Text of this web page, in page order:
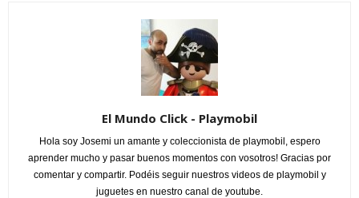
El Mundo Click - Playmobil
Hola soy Josemi un amante y coleccionista de playmobil, espero
aprender mucho y pasar buenos momentos con vosotros! Gracias por
comentar y compartir. Podéis seguir nuestros videos de playmobil y
juguetes en nuestro canal de youtube.